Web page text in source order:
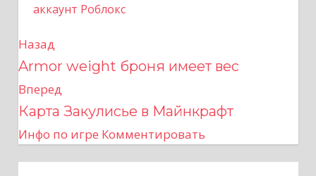
аккаунт Роблокс
Н
а
в
и
Назад
Armor weight броня имеет вес
Вперед
Карта Закулисье в Майнкрафт
Инфо по игре Комментировать